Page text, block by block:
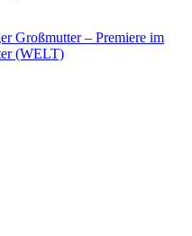
Großmutter – Premiere im
(WELT)